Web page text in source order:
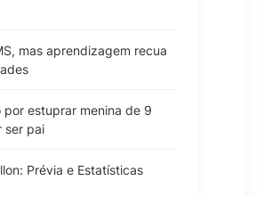
mas aprendizagem recua
por estuprar menina de 9
ser pai
Prévia e Estatísticas